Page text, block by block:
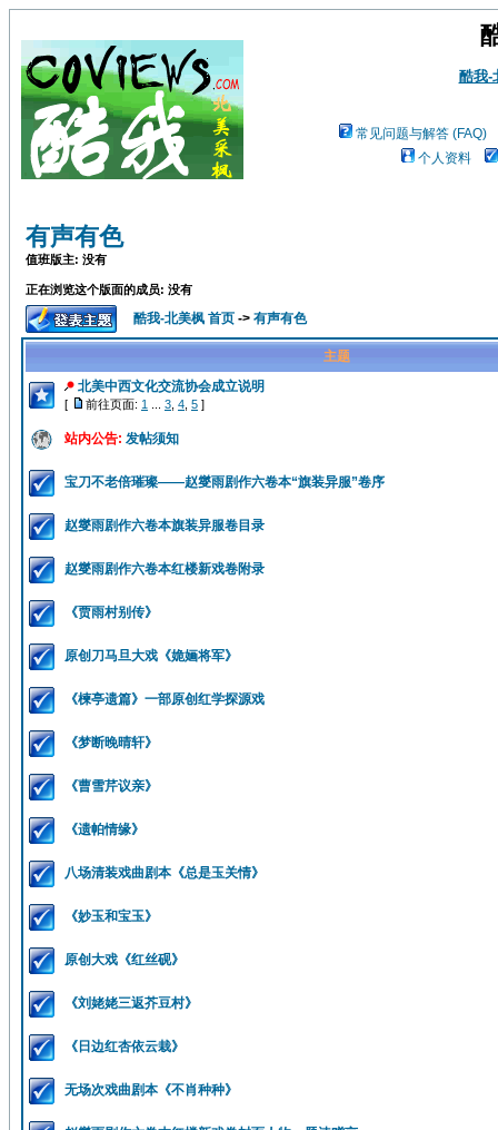
酷我-
常见问题与解答 (FAQ)
个人资料
有声有色
值班版主: 没有
正在浏览这个版面的成员: 没有
酷我-北美枫 首页 -> 有声有色
主题
北美中西文化交流协会成立说明
[ 前往页面: 1 3 4 5 ]
站内公告: 发帖须知
宝刀不老倍璀璨——赵燮雨剧作六卷本“旗装异服”卷序
赵燮雨剧作六卷本旗装异服卷目录
赵燮雨剧作六卷本红楼新戏卷附录
《贾雨村别传》
原创刀马旦大戏《姽婳将军》
《楝亭遗篇》一部原创红学探源戏
《梦断晚晴轩》
《曹雪芹议亲》
《遗帕情缘》
八场清装戏曲剧本《总是玉关情》
《妙玉和宝玉》
原创大戏《红丝砚》
《刘姥姥三返芥豆村》
《日边红杏依云栽》
无场次戏曲剧本《不肖种种》